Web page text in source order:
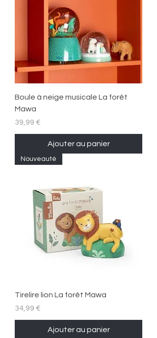
Boule à neige musicale La forêt
Mawa
Prix
39,99 €
Ajouter au panier
Nouveauté
Tirelire lion La forêt Mawa
Prix
34,99 €
Ajouter au panier